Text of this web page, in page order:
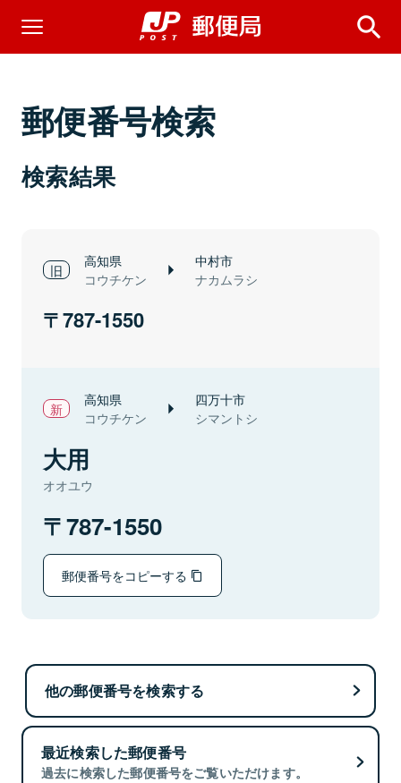
郵便番号検索
検索結果
高知県
コウチケン
中村市
ナカムラシ
787-1550
高知県
コウチケン
四万十市
シマントシ
大用
オオユウ
787-1550
郵便番号をコピーする
他の郵便番号を検索する
最近検索した郵便番号
過去に検索した郵便番号をご覧いただけます。